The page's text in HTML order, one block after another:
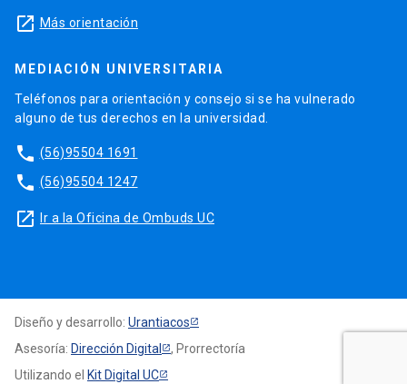
launch Más orientación
MEDIACIÓN UNIVERSITARIA
Teléfonos para orientación y consejo si se ha vulnerado
alguno de tus derechos en la universidad.
phone (56)95504 1691
phone (56)95504 1247
launch Ir a la Oficina de Ombuds UC
Diseño y desarrollo: Urantiacos
Asesoría: Dirección Digital
, Prorrectoría
Utilizando el Kit Digital UC